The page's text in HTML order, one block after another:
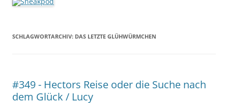
SCHLAGWORTARCHIV: DAS LETZTE GLÜHWÜRMCHEN
#349 - Hectors Reise oder die Suche nach
dem Glück / Lucy